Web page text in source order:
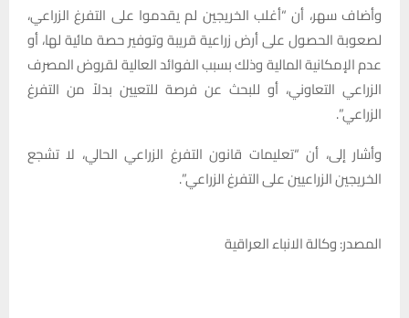
وأضاف سهر، أن “أغلب الخريجين لم يقدموا على التفرغ الزراعي،
لصعوبة الحصول على أرض زراعية قريبة وتوفير حصة مائية لها، أو
عدم الإمكانية المالية وذلك بسبب الفوائد العالية لقروض المصرف
الزراعي التعاوني، أو للبحث عن فرصة للتعيين بدلاً من التفرغ
الزراعي”.
وأشار إلى، أن “تعليمات قانون التفرغ الزراعي الحالي، لا تشجع
الخريجين الزراعيين على التفرغ الزراعي”.
المصدر: وكالة الانباء العراقية